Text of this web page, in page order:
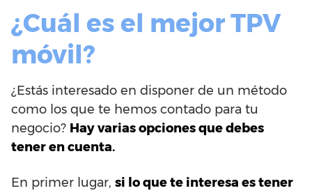
¿Cuál es el mejor TPV
móvil?
¿Estás interesado en disponer de un método
como los que te hemos contado para tu
negocio? Hay varias opciones que debes
tener en cuenta.
En primer lugar, si lo que te interesa es tener